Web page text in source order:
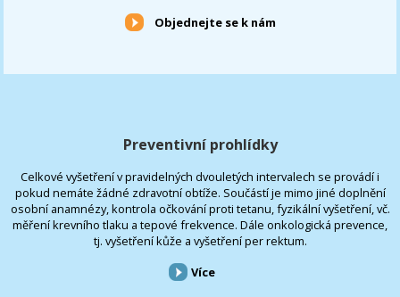
Objednejte se k nám
Preventivní prohlídky
Celkové vyšetření v pravidelných dvouletých intervalech se provádí i
pokud nemáte žádné zdravotní obtíže. Součástí je mimo jiné doplnění
osobní anamnézy, kontrola očkování proti tetanu, fyzikální vyšetření, vč.
měření krevního tlaku a tepové frekvence. Dále onkologická prevence,
tj. vyšetření kůže a vyšetření per rektum.
Více